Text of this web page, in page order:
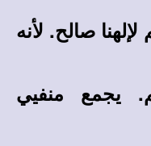
صالح. لأنه
يجمع منفيي